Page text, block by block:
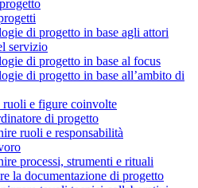
di progetto in base agli attori
servizio
di progetto in base al focus
di progetto in base all’ambito di
ruoli e figure coinvolte
di progetto
ruoli e responsabilità
processi, strumenti e rituali
la documentazione di progetto